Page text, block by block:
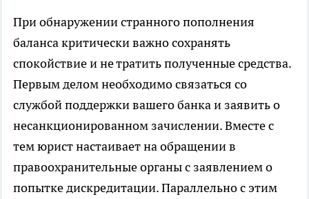
При обнаружении странного пополнения
баланса критически важно сохранять
спокойствие и не тратить полученные средства.
Первым делом необходимо связаться со
службой поддержки вашего банка и заявить о
несанкционированном зачислении. Вместе с
тем юрист настаивает на обращении в
правоохранительные органы с заявлением о
попытке дискредитации. Параллельно с этим